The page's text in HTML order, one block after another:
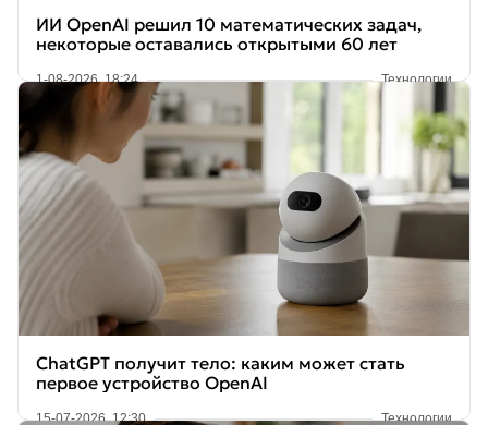
ИИ OpenAI решил 10 математических задач,
некоторые оставались открытыми 60 лет
1-08-2026, 18:24 Технологии
ChatGPT получит тело: каким может стать
первое устройство OpenAI
15-07-2026, 12:30 Технологии